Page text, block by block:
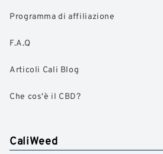
Programma di affiliazione
F.A.Q
Articoli Cali Blog
Che cos'è il CBD?
CaliWeed